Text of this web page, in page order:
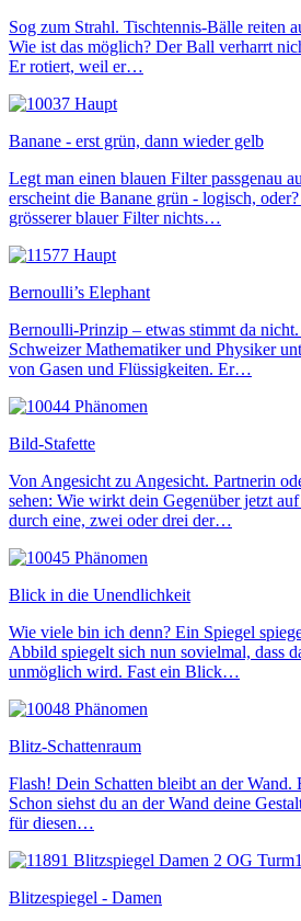
Sog zum Strahl. Tischtennis-Bälle reiten
Wie ist das möglich? Der Ball verharrt
Er rotiert, weil er…
Banane - erst grün, dann wieder gelb
Legt man einen blauen Filter passgenau
erscheint die Banane grün - logisch,
grösserer blauer Filter nichts…
Bernoulli’s Elephant
Bernoulli-Prinzip – etwas stimmt da
Schweizer Mathematiker und Physiker
von Gasen und Flüssigkeiten. Er…
Bild-Stafette
Von Angesicht zu Angesicht. Partnerin
sehen: Wie wirkt dein Gegenüber jetzt
durch eine, zwei oder drei der…
Blick in die Unendlichkeit
Wie viele bin ich denn? Ein Spiegel
Abbild spiegelt sich nun sovielmal, dass
unmöglich wird. Fast ein Blick…
Blitz-Schattenraum
Flash! Dein Schatten bleibt an der
Schon siehst du an der Wand deine
für diesen…
Blitzespiegel - Damen